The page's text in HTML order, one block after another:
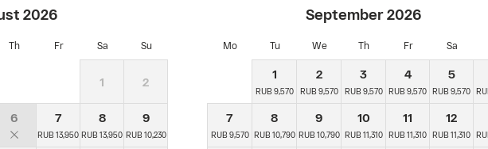
2026
Th Fr Sa Su
1 2
6 7
RUB 13,950
8
RUB 13,950
9
RUB 10,230
September2026
Mo Tu We Th Fr Sa
1
RUB 9,570
2
RUB 9,570
3
RUB 9,570
4
RUB 9,570
5
RUB 9,570
7
RUB 9,570
8
RUB 10,790
9
RUB 10,790
10
RUB 11,310
11
RUB 11,310
12
RUB 11,310